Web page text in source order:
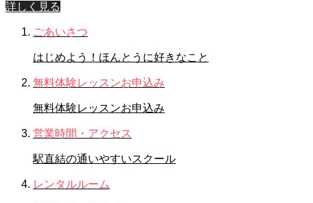
詳しく見る
ごあいさつ
はじめよう！ほんとうに好きなこと
無料体験レッスンお申込み
無料体験レッスンお申込み
営業時間・アクセス
駅直結の通いやすいスクール
レンタルルーム